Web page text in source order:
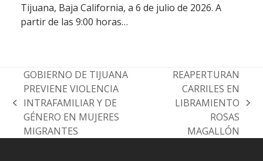
Tijuana, Baja California, a 6 de julio de 2026. A
partir de las 9:00 horas…
previous
post:
GOBIERNO DE TIJUANA
PREVIENE VIOLENCIA
INTRAFAMILIAR Y DE
GÉNERO EN MUJERES
MIGRANTES
next
REAPERTURAN
CARRILES EN
LIBRAMIENTO
ROSAS
MAGALLÓN